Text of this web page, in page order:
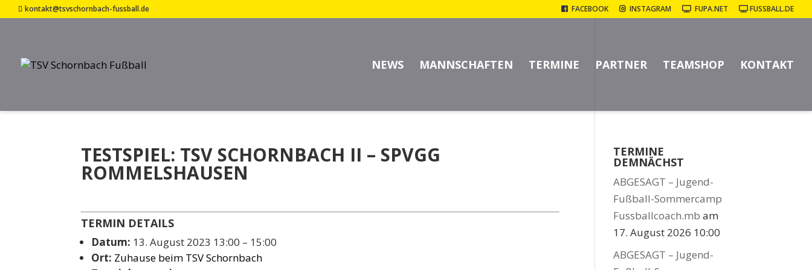
kontakt@tsvschornbach-fussball.de FACEBOOK INSTAGRAM FUPA.NET FUSSBALL.DE
NEWS MANNSCHAFTEN TERMINE PARTNER TEAMSHOP KONTAKT
TESTSPIEL: TSV SCHORNBACH II – SPVGG
ROMMELSHAUSEN
TERMIN DETAILS
Datum: 13. August 2023 13:00 – 15:00
Ort: Zuhause beim TSV Schornbach
TERMINE
DEMNÄCHST
ABGESAGT – Jugend-
Fußball-Sommercamp
Fussballcoach.mb am
17. August 2026 10:00
ABGESAGT – Jugend-